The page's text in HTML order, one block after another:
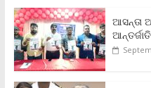
e
b
o
o
k
t
t
e
r
i
l
t
s
A
p
p
L
i
n
k
t
F
r
i
ଆସନ୍ତା